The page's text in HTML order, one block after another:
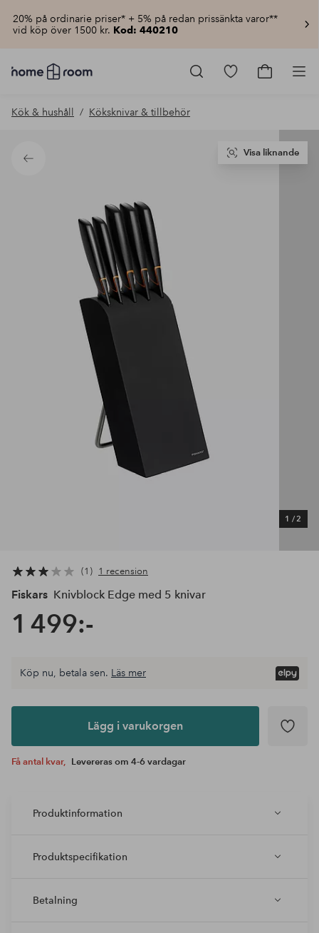
20% på ordinarie priser* + 5% på redan prissänkta varor**
vid köp över 1500 kr. Kod: 440210
Homeroom
–
hemmet
pris
Gå
Gå
Kök & hushåll Köksknivar & tillbehör
Tillbaka
1 /2
Visa liknande
1 1 recension
Fiskars Knivblock Edge med 5 knivar
1 499:-
Lägg i
Köp nu, betala sen. Läs mer
Lägg i varukorgen
Få antal kvar, Levereras om 4-6 vardagar
Produktinformation
Produktspecifikation
Betalning